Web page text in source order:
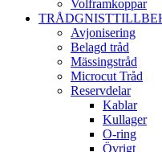
Volframkoppar
Avjonisering
Belagd tråd
Mässingstråd
Microcut Tråd
Reservdelar
Kablar
Kullager
O-ring
Övrigt